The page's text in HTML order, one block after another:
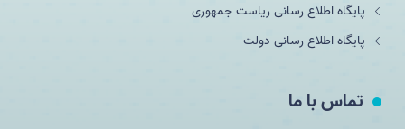
پایگاه اطلاع رسانی ریاست جمهوری
پایگاه اطلاع رسانی دولت
تماس با ما